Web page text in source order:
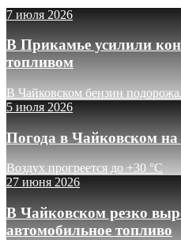
7 июля 2026
В Прикамье усилили
топливом
В Чайковском бензин
5 июля 2026
Погода в Чайковском
Воздух прогреется до +30 °C
27 июня 2026
В Чайковском резко
автомобильное топливо